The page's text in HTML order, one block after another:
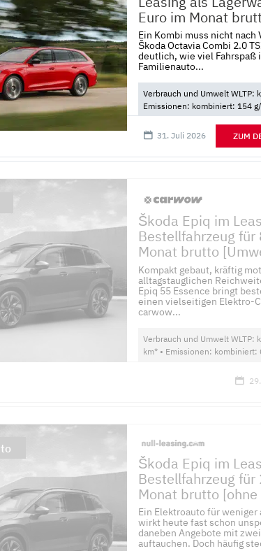
Euro im Monat
Ein Kombi muss nicht nach
Škoda Octavia Combi 2.0
deutlich, wie viel Fahrspaß
Familienauto...
Verbrauch und Umwelt WLTP:
Emissionen: kombiniert: 154
31. Juli 2026 ZUM
Škoda Epiq im
Bestellfahrzeug
Monat brutto
Kompakt gebaut, kräftig
alltagstauglichen
Epiq 55 Essence bringt
einen vielseitigen Elektro-
carwow...
Verbrauch und Umwelt
km* • Emissionen: kombiniert:
Škoda Epiq im
Bestellfahrzeug für
Monat brutto
Ein Elektroauto für weniger
wirkt heute fast schon
daneben Angebote mit
auftauchen. Doch häufig